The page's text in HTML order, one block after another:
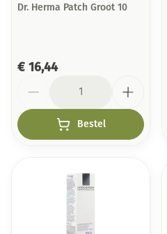
Dr. Herma Patch Groot 10
€ 16,44
Bestel